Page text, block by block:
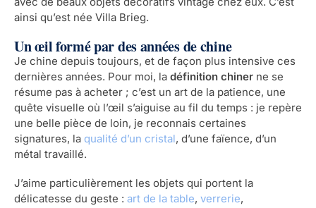
ainsi qu’est née Villa Brieg.
Un œil formé par des années de chine
Je chine depuis toujours, et de façon plus intensive ces
dernières années. Pour moi, la définition chiner ne se
résume pas à acheter ; c’est un art de la patience, une
quête visuelle où l’œil s’aiguise au fil du temps : je repère
une belle pièce de loin, je reconnais certaines
signatures, la qualité d’un cristal, d’une faïence, d’un
métal travaillé.
J’aime particulièrement les objets qui portent la
délicatesse du geste : art de la table, verrerie,